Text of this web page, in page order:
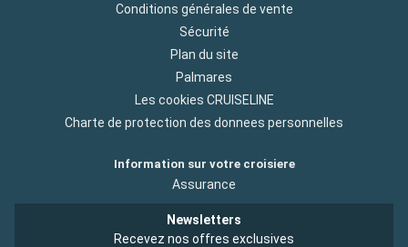
Conditions générales de vente
Sécurité
Plan du site
Palmares
Les cookies CRUISELINE
Charte de protection des donnees personnelles
Information sur votre croisiere
Assurance
Newsletters
Recevez nos offres exclusives